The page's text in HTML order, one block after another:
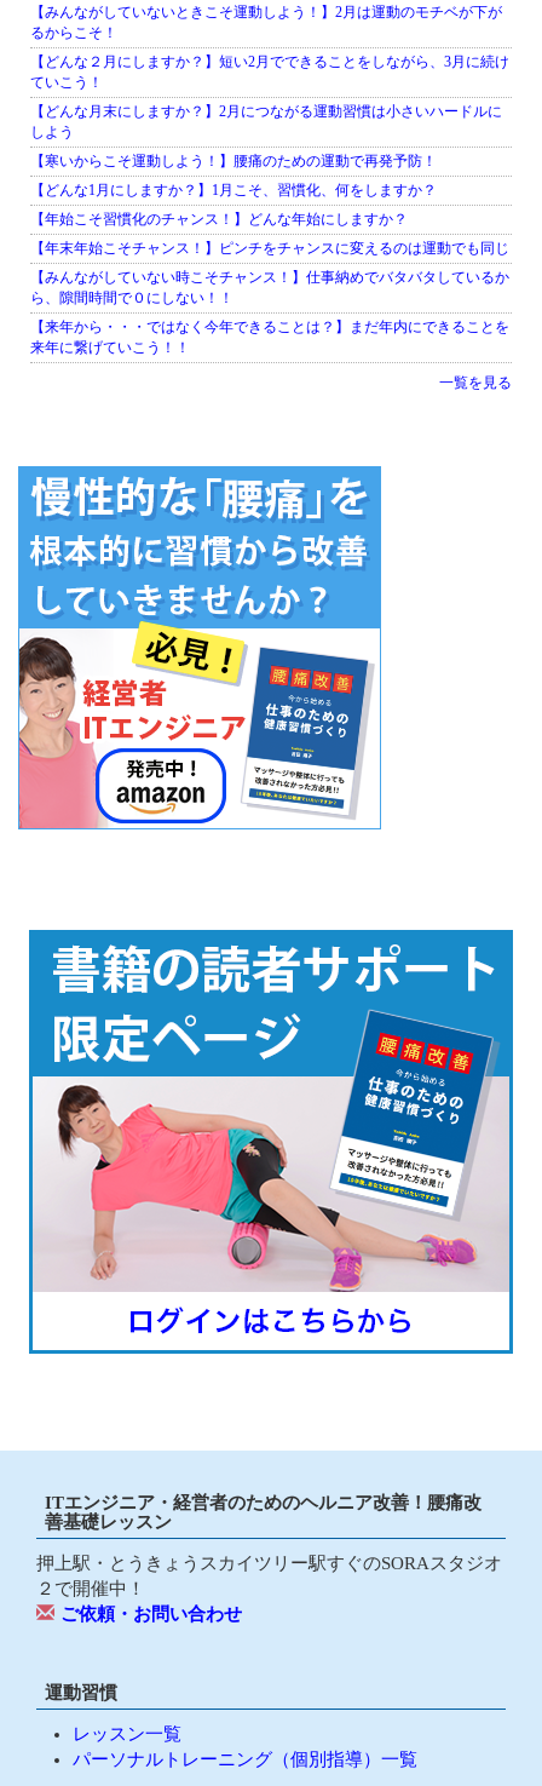
【みんながしていないときこそ運動しよう！】2月は運動のモチベが下が
るからこそ！
【どんな２月にしますか？】短い2月でできることをしながら、3月に続け
ていこう！
【どんな月末にしますか？】2月につながる運動習慣は小さいハードルに
しよう
【寒いからこそ運動しよう！】腰痛のための運動で再発予防！
【どんな1月にしますか？】1月こそ、習慣化、何をしますか？
【年始こそ習慣化のチャンス！】どんな年始にしますか？
【年末年始こそチャンス！】ピンチをチャンスに変えるのは運動でも同じ
【みんながしていない時こそチャンス！】仕事納めでバタバタしているか
ら、隙間時間で０にしない！！
【来年から・・・ではなく今年できることは？】まだ年内にできることを
来年に繋げていこう！！
一覧を見る
ITエンジニア・経営者のためのヘルニア改善！腰痛改
善基礎レッスン
押上駅・とうきょうスカイツリー駅すぐのSORAスタジオ
２で開催中！
ご依頼・お問い合わせ
運動習慣
レッスン一覧
パーソナルトレーニング（個別指導）一覧